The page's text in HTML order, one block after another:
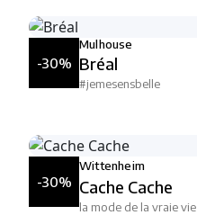
-30%
Mulhouse
Bréal
#jemesensbelle
-30%
Wittenheim
Cache Cache
la mode de la vraie vie